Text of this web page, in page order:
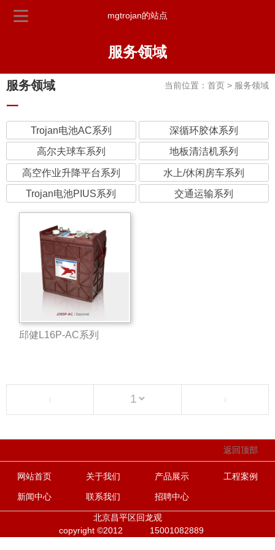
mgtrojan的站点
服务领域
服务领域 当前位置：首页 > 服务领域
一
Trojan电池AC系列 深循环胶体系列
高尔夫球车系列 地板清洁机系列
高空作业升降平台系列 水上/休闲房车系列
Trojan电池PIUS系列 交通运输系列
邱健L16P-AC系列
‹ ›
返回顶部
网站首页 关于我们 产品展示 工程案例
新闻中心 联系我们 招聘中心
北京昌平区回龙观
copyright ©2012
15001082889